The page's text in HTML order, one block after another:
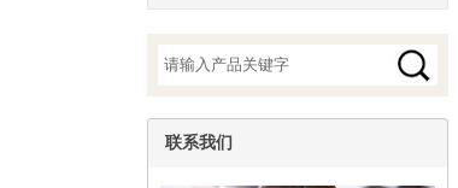
联系我们